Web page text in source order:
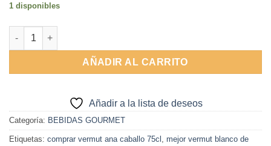
1 disponibles
Vermut blanco Ana Caballo 75cl cantidad
AÑADIR AL CARRITO
Alternative:
Añadir a la lista de deseos
Categoría: BEBIDAS GOURMET
Etiquetas: comprar vermut ana caballo 75cl , mejor vermut blanco de